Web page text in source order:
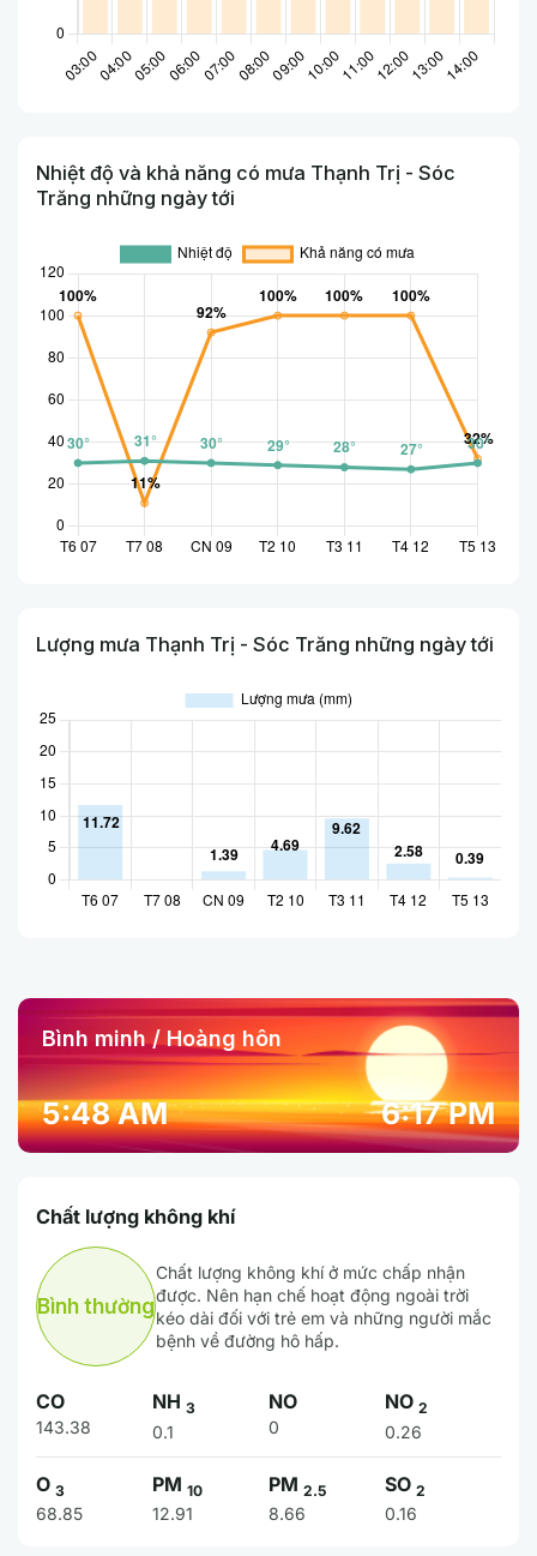
Nhiệt độ và khả năng có mưa Thạnh Trị - Sóc
Trăng những ngày tới
Lượng mưa Thạnh Trị - Sóc Trăng những ngày tới
Bình minh / Hoàng hôn
5:48 AM 6:17 PM
Chất lượng không khí
Bình thường
Chất lượng không khí ở mức chấp nhận
được. Nên hạn chế hoạt động ngoài trời
kéo dài đối với trẻ em và những người mắc
bệnh về đường hô hấp.
CO
143.38
NH 3
0.1
NO
0
NO 2
0.26
O 3
68.85
PM 10
12.91
PM 2.5
8.66
SO 2
0.16